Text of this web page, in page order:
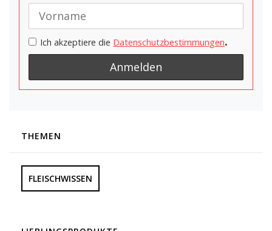
Ich akzeptiere die Datenschutzbestimmungen.
THEMEN
FLEISCHWISSEN